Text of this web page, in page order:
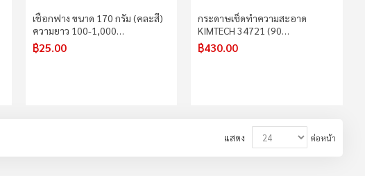
เชือกฟาง ขนาด 170 กรัม (คละสี)
ความยาว 100-1,000…
฿25.00
กระดาษเช็ดทำความสะอาด
KIMTECH 34721 (90…
฿430.00
แสดง ต่อหน้า